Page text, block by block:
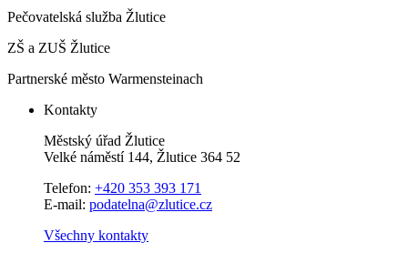
Pečovatelská služba Žlutice
ZŠ a ZUŠ Žlutice
Partnerské město Warmensteinach
Kontakty
Městský úřad Žlutice
Velké náměstí 144, Žlutice 364 52
Telefon: +420 353 393 171
E-mail: podatelna@zlutice.cz
Všechny kontakty